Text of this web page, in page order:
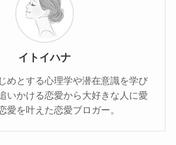
イトイハナ
めとする心理学や潜在意識を学び
いかける恋愛から大好きな人に愛
愛を叶えた恋愛ブロガー。